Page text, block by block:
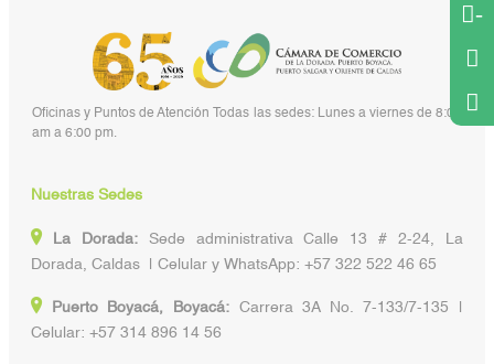
-
Oficinas y Puntos de Atención Todas las sedes: Lunes a viernes de 8:00
am a 6:00 pm.
Nuestras Sedes
La Dorada:Sede administrativa Calle 13 # 2-24, La
Dorada, Caldas | Celular y WhatsApp: +57 322 522 46 65
Puerto Boyacá, Boyacá:Carrera 3A No. 7-133/7-135 |
Celular: +57 314 896 14 56